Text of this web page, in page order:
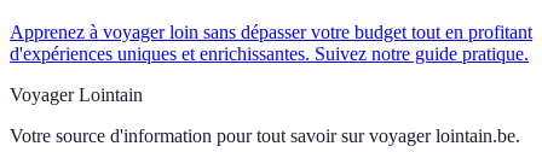
Apprenez à voyager loin sans dépasser votre budget tout en profitant
d'expériences uniques et enrichissantes. Suivez notre guide pratique.
Voyager Lointain
Votre source d'information pour tout savoir sur voyager lointain.be.